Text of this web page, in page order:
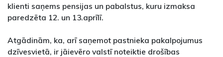
klienti saņems pensijas un pabalstus, kuru izmaksa
paredzēta 12. un 13.aprīlī.
Atgādinām, ka, arī saņemot pastnieka pakalpojumus
dzīvesvietā, ir jāievēro valstī noteiktie drošības